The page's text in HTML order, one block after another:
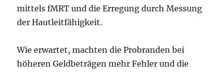
mittels fMRT und die Erregung durch Messung
der Hautleitfähigkeit.
Wie erwartet, machten die Probranden bei
höheren Geldbeträgen mehr Fehler und die